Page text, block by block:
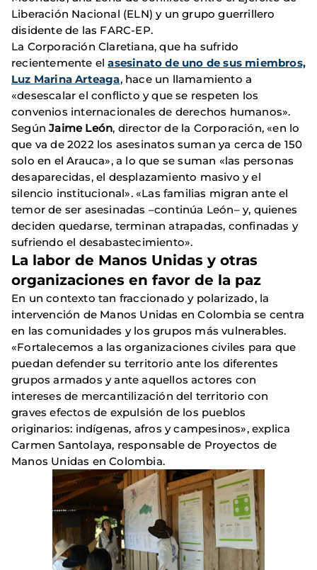
Liberación Nacional (ELN) y un grupo guerrillero
disidente de las FARC-EP.
La Corporación Claretiana, que ha sufrido
recientemente elasesinato de uno de sus miembros,
Luz Marina Arteaga, hace un llamamiento a
«desescalar el conflicto y que se respeten los
convenios internacionales de derechos humanos».
SegúnJaime León, director de la Corporación, «en lo
que va de 2022 los asesinatos suman ya cerca de 150
solo en el Arauca», a lo que se suman «las personas
desaparecidas, el desplazamiento masivo y el
silencio institucional». «Las familias migran ante el
temor de ser asesinadas –continúa León– y, quienes
deciden quedarse, terminan atrapadas, confinadas y
sufriendo el desabastecimiento».
La labor de Manos Unidas y otras
organizaciones en favor de la paz
En un contexto tan fraccionado y polarizado, la
intervención de Manos Unidas en Colombia se centra
en las comunidades y los grupos más vulnerables.
«Fortalecemos a las organizaciones civiles para que
puedan defender su territorio ante los diferentes
grupos armados y ante aquellos actores con
intereses de mercantilización del territorio con
graves efectos de expulsión de los pueblos
originarios: indígenas, afros y campesinos», explica
Carmen Santolaya, responsable de Proyectos de
Manos Unidas en Colombia.